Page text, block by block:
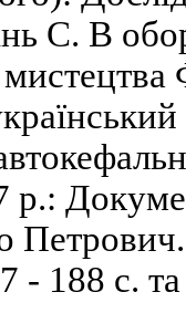
С. В
р.:
Петрович.
- 188 с. та